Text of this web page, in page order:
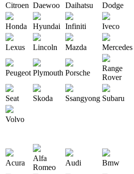
Citroen Daewoo Daihatsu Dodge
Honda Hyundai Infiniti Iveco
Lexus Lincoln Mazda Mercedes
Peugeot Plymouth Porsche
Range
Rover
Seat Skoda Ssangyong Subaru
Volvo
Acura
Alfa
Romeo
Audi Bmw